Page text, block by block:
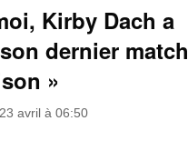
Kirby Dach a
dernier match
»
avril à 06:50